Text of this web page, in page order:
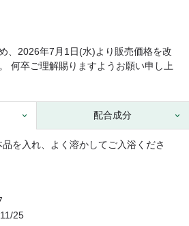
25
、2026年7月1日(水)より販売価格を改
何卒ご理解賜りますようお願い申し上
配合成分
を入れ、よく溶かしてご入浴くださ